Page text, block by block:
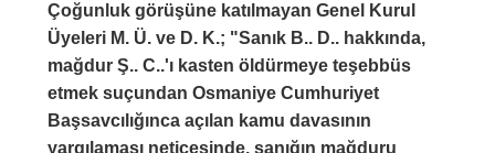
Çoğunluk görüşüne katılmayan Genel Kurul
Üyeleri M. Ü. ve D. K.; "Sanık B.. D.. hakkında,
mağdur Ş.. C..'ı kasten öldürmeye teşebbüs
etmek suçundan Osmaniye Cumhuriyet
Başsavcılığınca açılan kamu davasının
yargılaması neticesinde, sanığın mağduru